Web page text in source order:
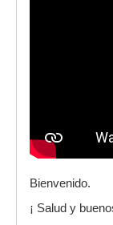
Bienvenido.
¡ Salud y